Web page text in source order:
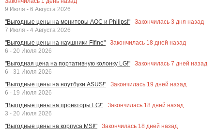
9 Июля - 6 Августа 2026
"Выгодные цены на мониторы AOC и Philips!"
Закончилась 3 дня назад
7 Июля - 4 Августа 2026
"Выгодные цены на наушники Fifine"
Закончилась 18 дней назад
6 - 20 Июля 2026
"Выгодная цена на портативную колонку LG!"
Закончилась 7 дней назад
6 - 31 Июля 2026
"Выгодные цены на ноутбуки ASUS!"
Закончилась 19 дней назад
6 - 19 Июля 2026
"Выгодные цены на проекторы LG!"
Закончилась 18 дней назад
3 - 20 Июля 2026
"Выгодные цены на корпуса MSI!"
Закончилась 18 дней назад